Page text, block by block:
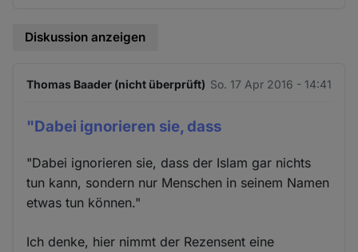
Diskussion anzeigen
Thomas Baader (nicht überprüft) So. 17 Apr 2016 - 14:41
"Dabei ignorieren sie, dass
"Dabei ignorieren sie, dass der Islam gar nichts
tun kann, sondern nur Menschen in seinem Namen
etwas tun können."
Ich denke, hier nimmt der Rezensent eine